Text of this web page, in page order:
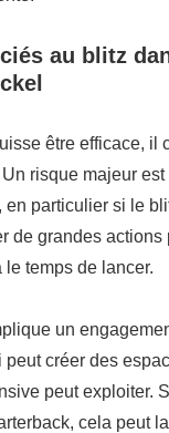
au blitz
être efficace, il
risque majeur
en particulier si le
de grandes actions
temps de lancer.
un
peut créer des
peut exploiter.
cela peut